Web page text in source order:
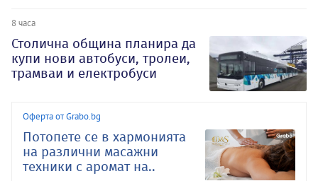
8 часа
Столична община планира да
купи нови автобуси, тролеи,
трамваи и електробуси
Оферта от Grabo.bg
Потопете се в хармонията
на различни масажни
техники с аромат на..